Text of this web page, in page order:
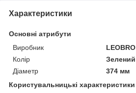
Характеристики
Основні атрибути
Виробник
LEOBRO
Колір
Зелений
Діаметр
374 мм
Користувальницькі характеристики